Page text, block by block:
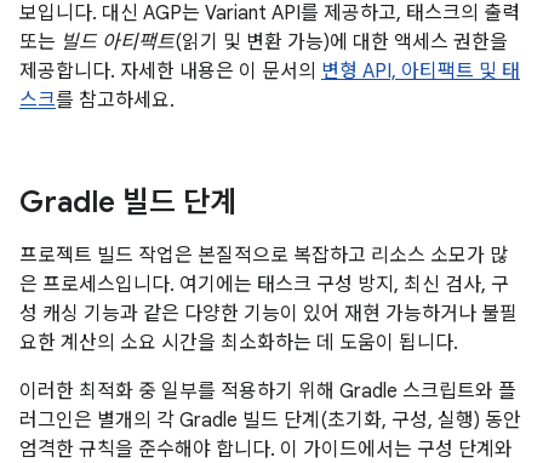
보입니다. 대신 AGP는 Variant API를 제공하고, 태스크의 출력
또는 빌드 아티팩트(읽기 및 변환 가능)에 대한 액세스 권한을
제공합니다. 자세한 내용은 이 문서의 변형 API, 아티팩트 및 태
스크를 참고하세요.
Gradle 빌드 단계
프로젝트 빌드 작업은 본질적으로 복잡하고 리소스 소모가 많
은 프로세스입니다. 여기에는 태스크 구성 방지, 최신 검사, 구
성 캐싱 기능과 같은 다양한 기능이 있어 재현 가능하거나 불필
요한 계산의 소요 시간을 최소화하는 데 도움이 됩니다.
이러한 최적화 중 일부를 적용하기 위해 Gradle 스크립트와 플
러그인은 별개의 각 Gradle 빌드 단계(초기화, 구성, 실행) 동안
엄격한 규칙을 준수해야 합니다. 이 가이드에서는 구성 단계와